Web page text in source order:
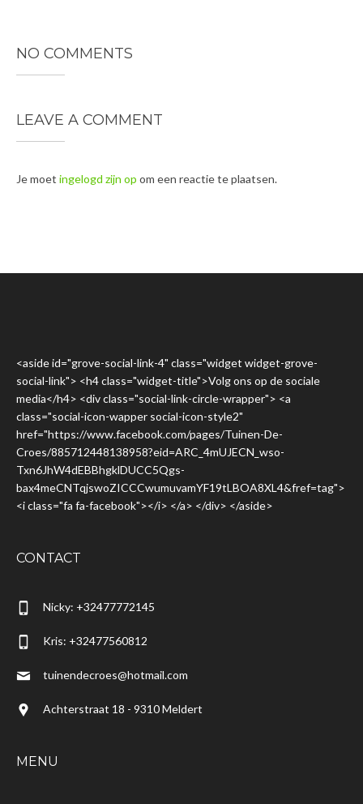
NO COMMENTS
LEAVE A COMMENT
Je moet ingelogd zijn op om een reactie te plaatsen.
<aside id="grove-social-link-4" class="widget widget-grove-
social-link"> <h4 class="widget-title">Volg ons op de sociale
media</h4> <div class="social-link-circle-wrapper"> <a
class="social-icon-wapper social-icon-style2"
href="https://www.facebook.com/pages/Tuinen-De-
Croes/885712448138958?eid=ARC_4mUJECN_wso-
Txn6JhW4dEBBhgklDUCC5Qgs-
bax4meCNTqjswoZICCCwumuvamYF19tLBOA8XL4&fref=tag">
<i class="fa fa-facebook"></i> </a> </div> </aside>
CONTACT
Nicky: +32477772145
Kris: +32477560812
tuinendecroes@hotmail.com
Achterstraat 18 - 9310 Meldert
MENU